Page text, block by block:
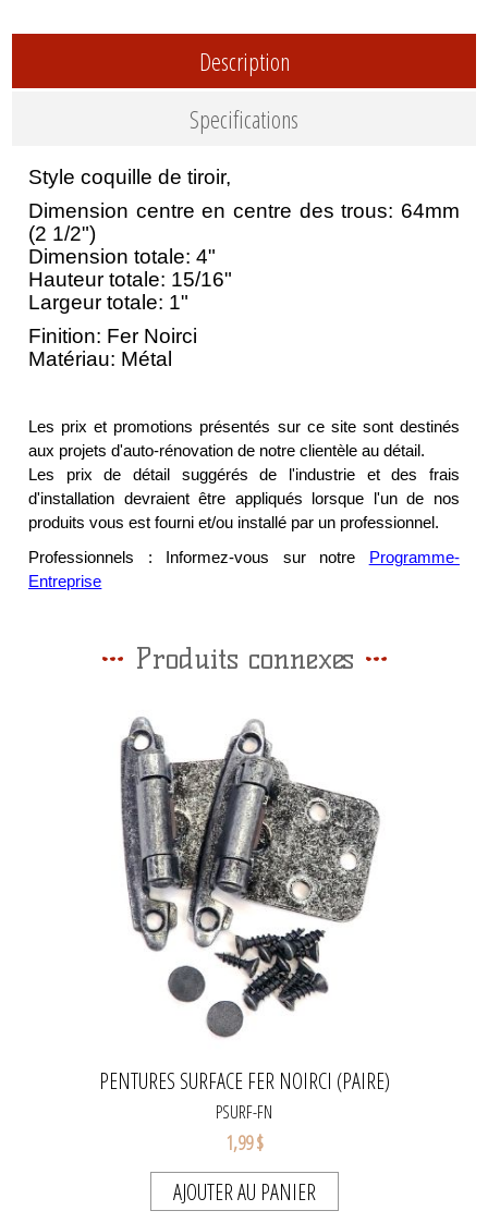
Description
Specifications
Style coquille de tiroir,
Dimension centre en centre des trous: 64mm
(2 1/2")
Dimension totale: 4"
Hauteur totale: 15/16"
Largeur totale: 1"
Finition: Fer Noirci
Matériau: Métal
Les prix et promotions présentés sur ce site sont destinés
aux projets d'auto-rénovation de notre clientèle au détail.
Les prix de détail suggérés de l'industrie et des frais
d'installation devraient être appliqués lorsque l'un de nos
produits vous est fourni et/ou installé par un professionnel.
Professionnels : Informez-vous sur notre
Programme-
Entreprise
Produits connexes
PENTURES SURFACE FER NOIRCI (PAIRE)
PSURF-FN
1,99 $
AJOUTER AU PANIER